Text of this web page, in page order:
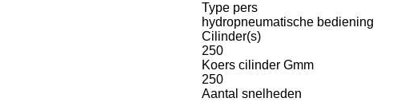
Type pers
hydropneumatische bediening
Cilinder(s)
250
Koers cilinder Gmm
250
Aantal snelheden